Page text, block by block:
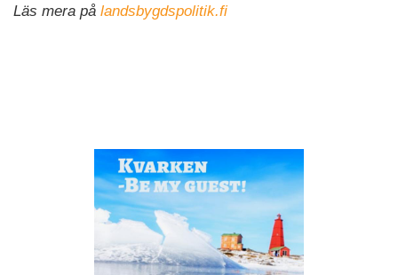
Läs mera på landsbygdspolitik.fi